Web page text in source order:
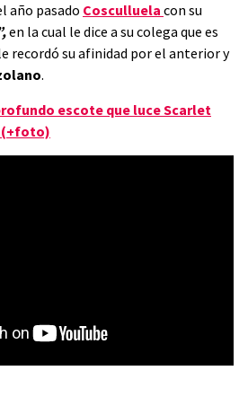
año pasado Cosculluela con su
en la cual le dice a su colega que es
recordó su afinidad por el anterior y
.
escote que luce Scarlet
(+foto)